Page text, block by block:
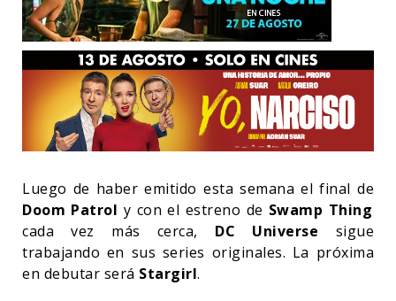
Luego de haber emitido esta semana el final de
Doom Patrol y con el estreno de Swamp Thing
cada vez más cerca, DC Universe sigue
trabajando en sus series originales. La próxima
en debutar será Stargirl.